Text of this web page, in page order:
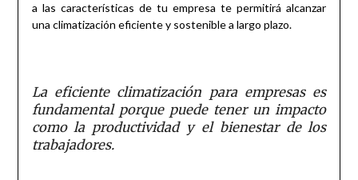
a las características de tu empresa te permitirá alcanzar
una climatización eficiente y sostenible a largo plazo.
La eficiente climatización para empresas es
fundamental porque puede tener un impacto
como la productividad y el bienestar de los
trabajadores.